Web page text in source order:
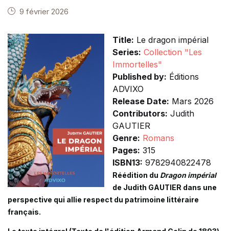
9 février 2026
Title: Le dragon impérial
Series: Collection "Les
Immortelles"
Published by: Éditions
ADVIXO
Release Date: Mars 2026
Contributors: Judith
GAUTIER
Genre: Romans
Pages: 315
ISBN13: 9782940822478
Réédition du Dragon impérial
de Judith GAUTIER dans une
perspective qui allie respect du patrimoine littéraire
français.